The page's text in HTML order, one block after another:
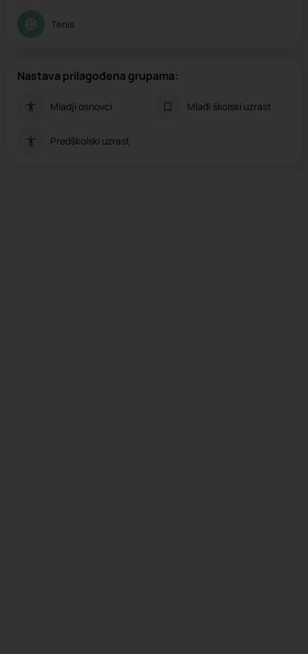
Tenis
Nastava prilagođena grupama:
Mladji osnovci Mlađi školski uzrast
Predškolski uzrast